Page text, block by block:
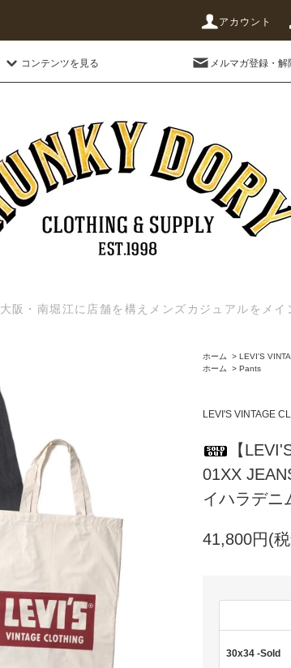
アカウント
コンテンツを見る メルマガ登録・解
大阪・南堀江に店舗を構えメンズカジュアルをメ
ホーム > LEVI'S
ホーム
> Pants
LEVI'S VINTAGE
【
01XX
イハラデニ
41,800円(
30x34 -Sold